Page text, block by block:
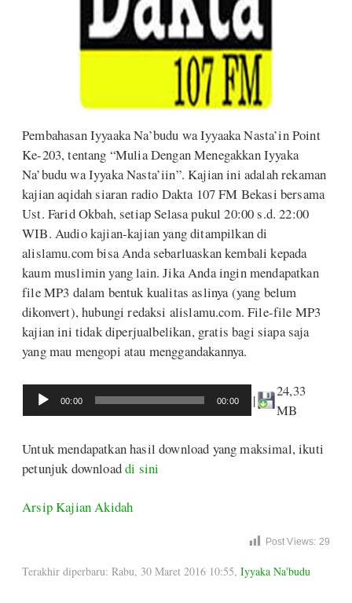
Pembahasan Iyyaaka Na’budu wa Iyyaaka Nasta’in Point
Ke-203, tentang “Mulia Dengan Menegakkan Iyyaka
Na’budu wa Iyyaka Nasta’iin”. Kajian ini adalah rekaman
kajian aqidah siaran radio Dakta 107 FM Bekasi bersama
Ust. Farid Okbah, setiap Selasa pukul 20:00 s.d. 22:00
WIB. Audio kajian-kajian yang ditampilkan di
alislamu.com bisa Anda sebarluaskan kembali kepada
kaum muslimin yang lain. Jika Anda ingin mendapatkan
file MP3 dalam bentuk kualitas aslinya (yang belum
dikonvert), hubungi redaksi alislamu.com. File-file MP3
kajian ini tidak diperjualbelikan, gratis bagi siapa saja
yang mau mengopi atau menggandakannya.
Audio
Player
00:00 00:00 |
24,33
MB
Untuk mendapatkan hasil download yang maksimal, ikuti
petunjuk downloaddi sini
Arsip Kajian Akidah
Post Views: 29
Terakhir diperbaru: Rabu, 30 Maret 2016 10:55, Iyyaka Na'budu